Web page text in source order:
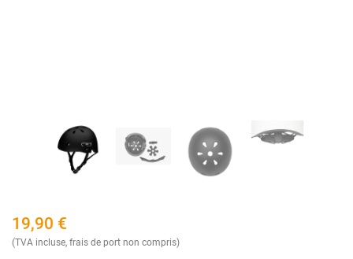
19,90 €
(TVA incluse, frais de port non compris)